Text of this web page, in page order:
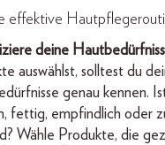
effektive
deine
auswählst, solltest du
genau kennen.
fettig, empfindlich oder
Wähle Produkte, die